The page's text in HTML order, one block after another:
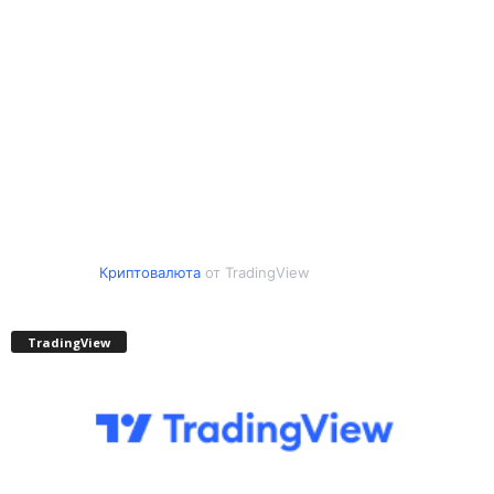
Криптовалютаот TradingView
TradingView